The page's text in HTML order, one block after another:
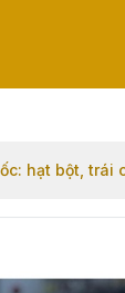
hạt bột, trái